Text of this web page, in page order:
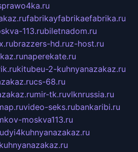
fabrikayfabrikaefabrika.ru
113.rubiletnadom.ru
brazzers-hd.ruz-host.ru
naperekate.ru
kitubeu-2-kuhnyanazakaz.ru
cs-68.ru
mir-tk.ruvlknrussia.ru
video-seks.rubankaribi.ru
moskva113.ru